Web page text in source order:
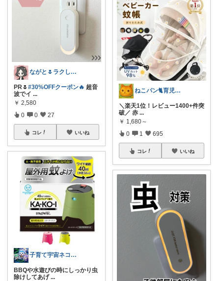
ながと🌷ラクしてときめく暮らし
PR🌷#30%OFFクーポン🔥 超音
波でイ ...
￥ 2,580
0 0 27
コレ いいね
子育て宇宙ネコ🐈育児日用品ROOM🏠
BBQや水遊びの時にしっかり虫
除けしてあげ ...
ねこパン🐈育児お助け
＼楽天1位！レビュー1400+件突
破／ 赤 ...
￥ 1,680～
0 1 695
コレ いいね